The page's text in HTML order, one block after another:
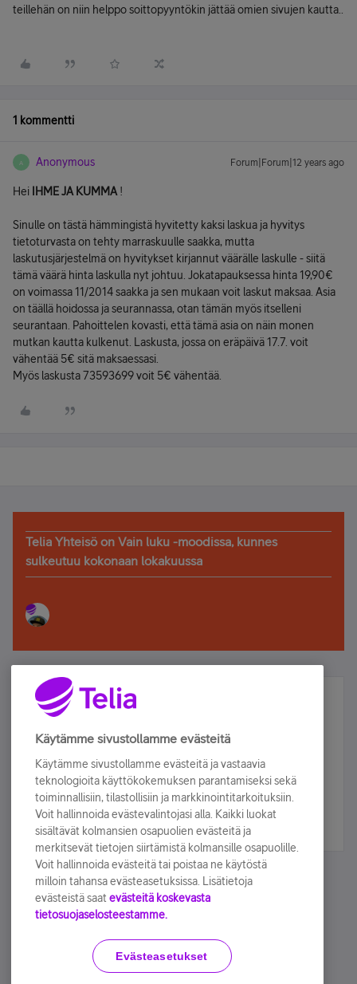
teillehän on niin helppo soittopyyntökin jättää omien sivujen kautta..
1 kommentti
A Anonymous Forum|Forum|12 years ago
Hei IHME JA KUMMA !
Sinulle on tästä hämmingistä hyvitetty kaksi laskua ja hyvitys
tietoturvasta on tehty marraskuulle saakka, mutta
laskutusjärjestelmä on hyvitykset kirjannut väärälle laskulle - siitä
tämä väärä hinta laskulla nyt johtuu. Jokatapauksessa hinta 19,90€
on voimassa 11/2014 saakka ja sen mukaan voit laskut maksaa. Asia
on täällä hoidossa ja seurannassa, otan tämän myös itselleni
seurantaan. Pahoittelen kovasti, että tämä asia on näin monen
mutkan kautta kulkenut. Laskusta, jossa on eräpäivä 17.7. voit
vähentää 5€ sitä maksaessasi.
Myös laskusta 73593699 voit 5€ vähentää.
Telia Yhteisö on Vain luku -moodissa, kunnes
sulkeutuu kokonaan lokakuussa
Älä jää paitsi – osallistu ja voita!
Tilaa Telian uutiskirje ja olet mukana arvonnassa.
sähköpostiisi.
Tilaa nyt
Käyttöehdot Accessibility statement
Käytämme sivustollamme evästeitä
Käytämme sivustollamme evästeitä ja vastaavia
teknologioita käyttökokemuksen parantamiseksi sekä
toiminnallisiin, tilastollisiin ja markkinointitarkoituksiin.
Voit hallinnoida evästevalintojasi alla. Kaikki luokat
sisältävät kolmansien osapuolien evästeitä ja
merkitsevät tietojen siirtämistä kolmansille osapuolille.
Voit hallinnoida evästeitä tai poistaa ne käytöstä
milloin tahansa evästeasetuksissa. Lisätietoja
evästeistä saat evästeitä koskevasta
tietosuojaselosteestamme.
Evästeasetukset